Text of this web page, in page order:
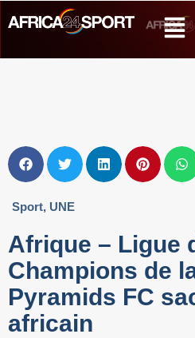
Sport, UNE
Afrique – Ligue
Champions de
Pyramids FC
africain